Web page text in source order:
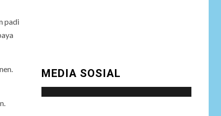
padi
MEDIA SOSIALHukum, Ungkap